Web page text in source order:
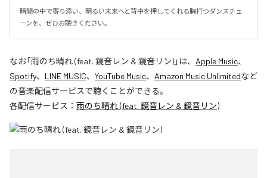
暗闇の中で寄り添い、明るい未来へと背中を押してくれる胸打つダンスチュ
ーンを、ぜひお聴きください。
なお「雨のち晴れ (feat. 鏡音レン & 鏡音リン)」は、 Apple Music、
Spotify、 LINE MUSIC、 YouTube Music、 Amazon Music Unlimitedなど
の音楽配信サービスで聴くことができる。
各配信サービス： 雨のち晴れ (feat. 鏡音レン & 鏡音リン)